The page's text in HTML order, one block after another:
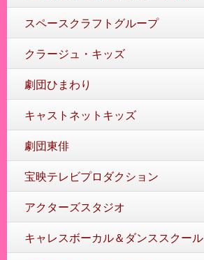
スペースクラフトグループ
クラージュ・キッズ
劇団ひまわり
キャストネットキッズ
劇団東俳
宝映テレビプロダクション
アクターズスタジオ
キャレスボーカル＆ダンススクール